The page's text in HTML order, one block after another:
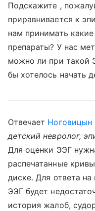
Подскажите ,
приравнивается к
нам принимать
препараты? У нас
можно ли при такой
бы хотелось начать
Отвечает Ноговицын
детский невролог,
Для оценки ЭЭГ
распечатанные
диске. Для ответа
ЭЭГ будет
история жалоб,